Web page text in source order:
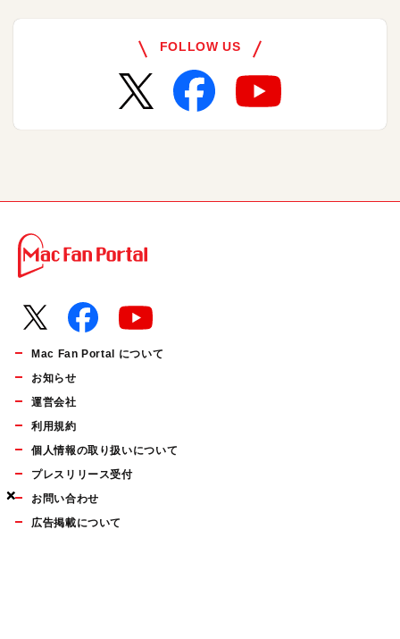
×
×
×
FOLLOW US
Mac Fan Portal について
お知らせ
運営会社
利用規約
個人情報の取り扱いについて
プレスリリース受付
お問い合わせ
広告掲載について